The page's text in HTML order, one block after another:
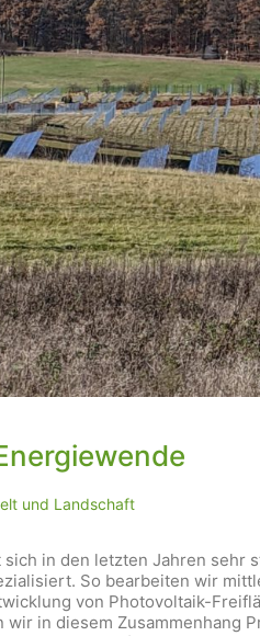
und Landschaft
sich in den letzten Jahren
So bearbeiten wir
von Photovoltaik-
in diesem Zusammenhang